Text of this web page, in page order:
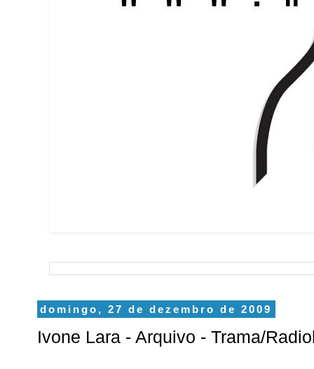
domingo, 27 de dezembro de 2009
Ivone Lara - Arquivo - Trama/